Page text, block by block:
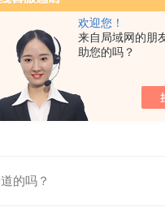
欢迎您！
来自局域网的朋
助您的吗？
的吗？